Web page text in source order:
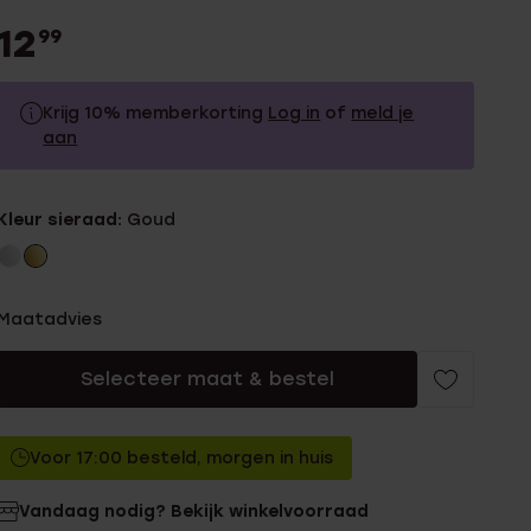
99
Krijg 10% memberkorting Log in of meld je
aan
Zonder memberkorting
sieraad: Goud
Selecteer maat & bestel
Voor 17:00 besteld, morgen in huis
Vandaag nodig? Bekijk winkelvoorraad